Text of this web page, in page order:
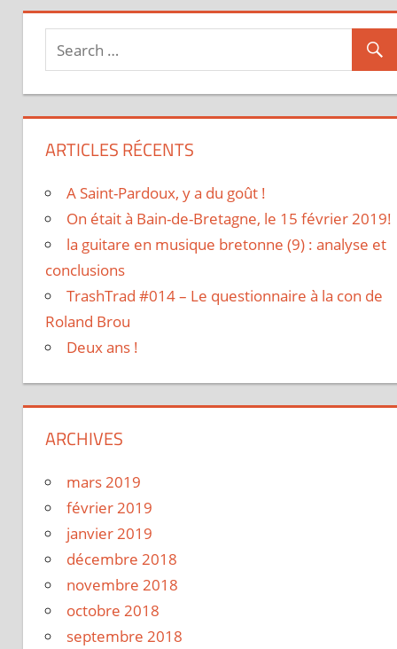
ARTICLES RÉCENTS
A Saint-Pardoux, y a du goût !
On était à Bain-de-Bretagne, le 15 février 2019!
la guitare en musique bretonne (9) : analyse et
conclusions
TrashTrad #014 – Le questionnaire à la con de
Roland Brou
Deux ans !
ARCHIVES
mars 2019
février 2019
janvier 2019
décembre 2018
novembre 2018
octobre 2018
septembre 2018